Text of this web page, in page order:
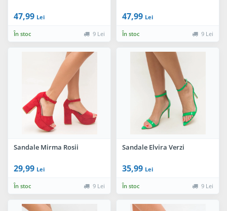
47,99 Lei
În stoc 9 Lei
47,99 Lei
În stoc 9 Lei
Sandale Mirma Rosii
29,99 Lei
În stoc 9 Lei
Sandale Elvira Verzi
35,99 Lei
În stoc 9 Lei